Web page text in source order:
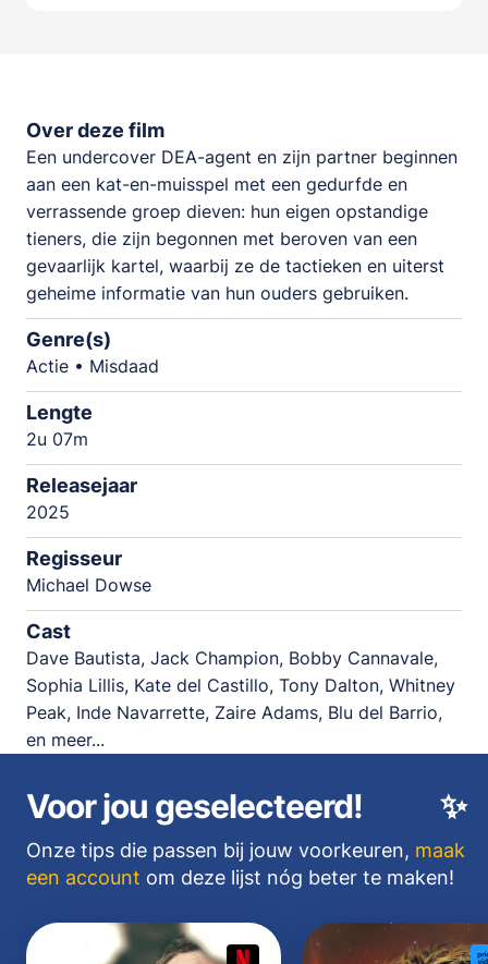
Over deze film
Een undercover DEA-agent en zijn partner beginnen
aan een kat-en-muisspel met een gedurfde en
verrassende groep dieven: hun eigen opstandige
tieners, die zijn begonnen met beroven van een
gevaarlijk kartel, waarbij ze de tactieken en uiterst
geheime informatie van hun ouders gebruiken.
Genre(s)
Actie • Misdaad
Lengte
2u 07m
Releasejaar
2025
Regisseur
Michael Dowse
Cast
Dave Bautista, Jack Champion, Bobby Cannavale,
Sophia Lillis, Kate del Castillo, Tony Dalton, Whitney
Peak, Inde Navarrette, Zaire Adams, Blu del Barrio,
en meer...
✨
Voor jou geselecteerd!
Onze tips die passen bij jouw voorkeuren, maak
een account om deze lijst nóg beter te maken!